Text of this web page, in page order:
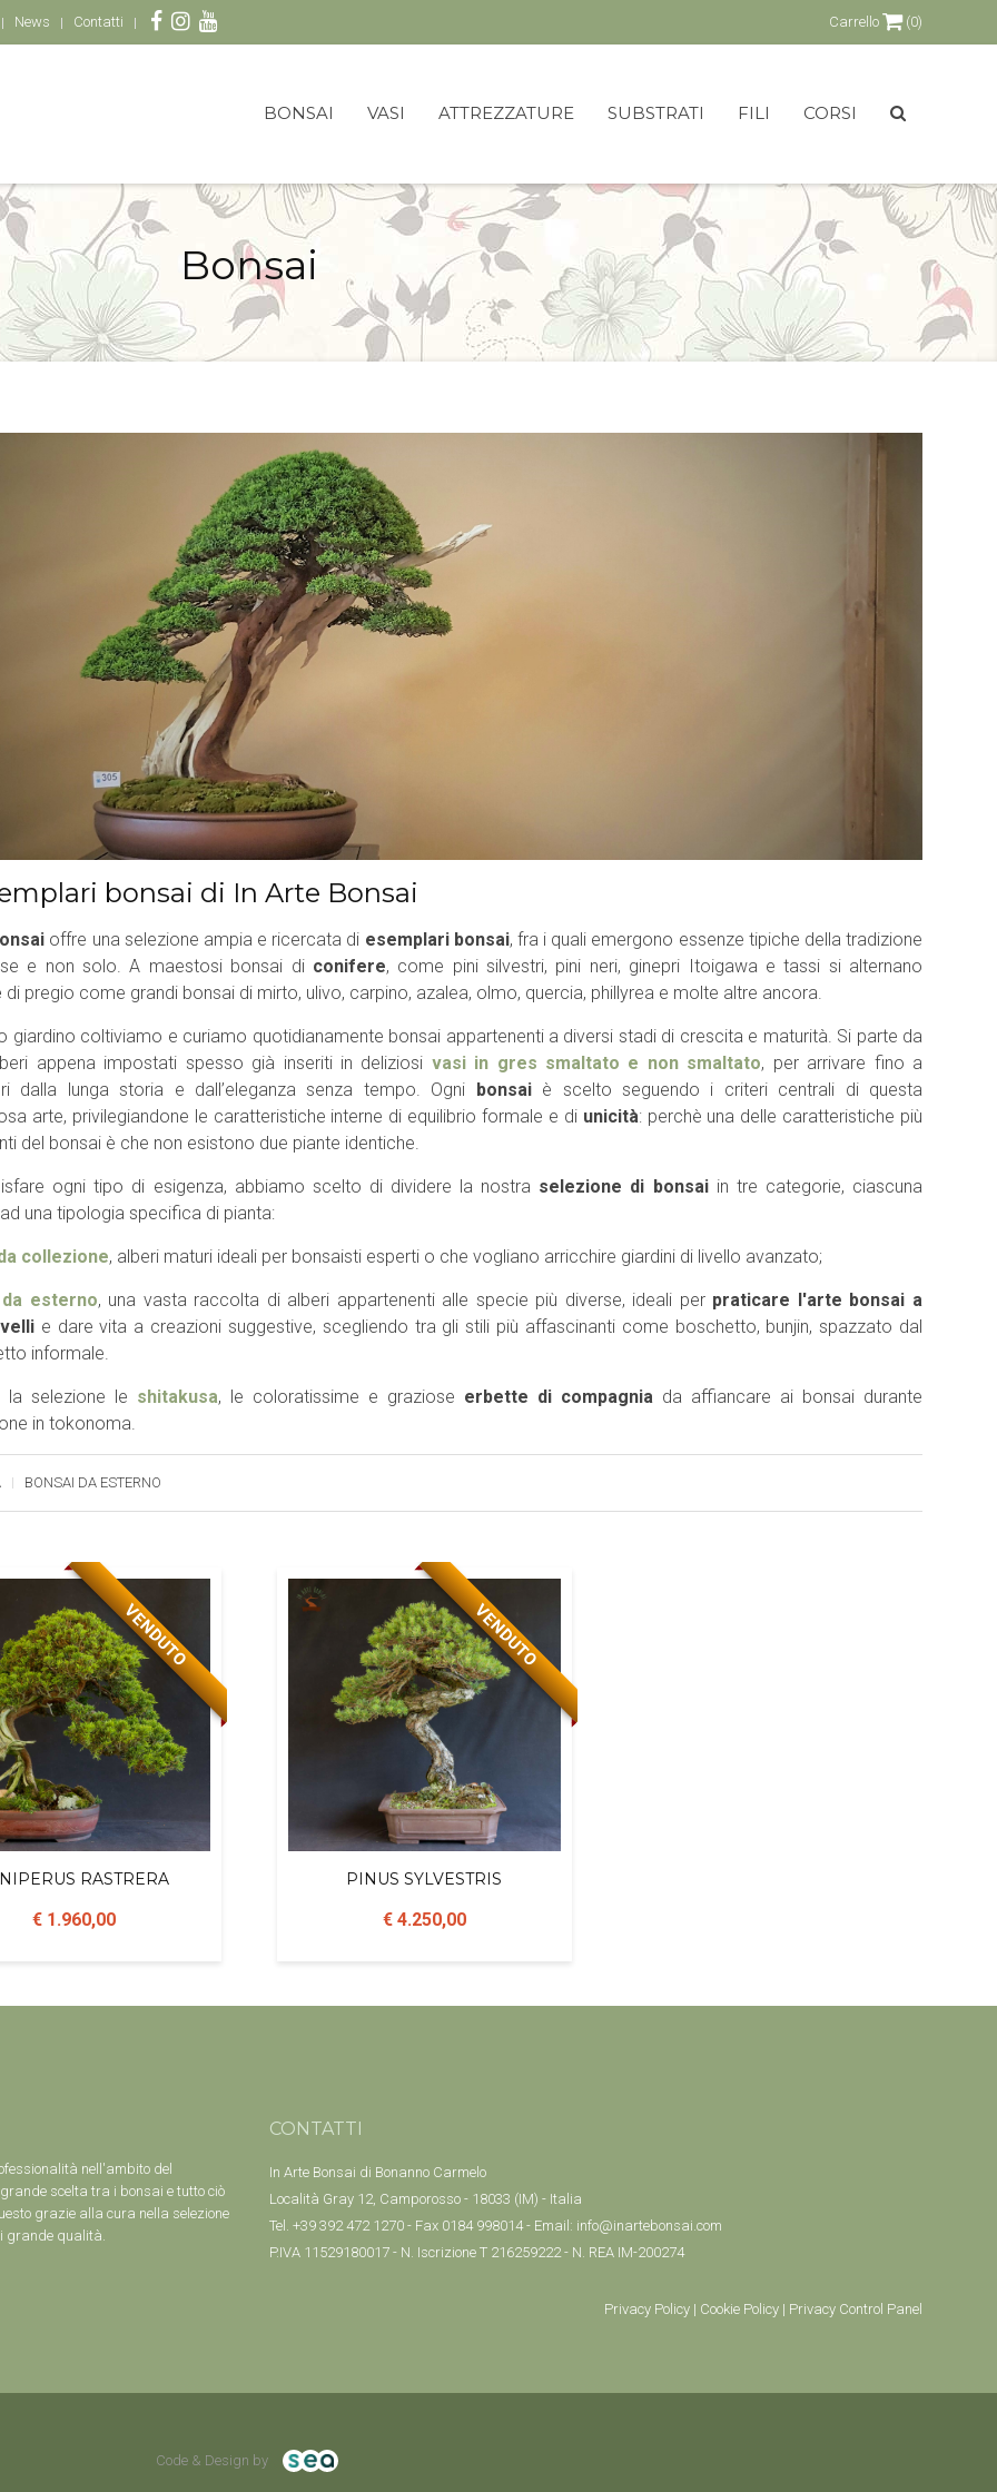
News Contatti Carrello (0)
BONSAI VASI ATTREZZATURE SUBSTRATI FILI CORSI
Bonsai
bonsai di In Arte Bonsai
offre una selezione ampia e ricercata di esemplari bonsai, fra i quali emergono essenze tipiche della tradizione
e non solo. A maestosi bonsai di conifere, come pini silvestri, pini neri, ginepri Itoigawa e tassi si alternano
di pregio come grandi bonsai di mirto, ulivo, carpino, azalea, olmo, quercia, phillyrea e molte altre ancora.
giardino coltiviamo e curiamo quotidianamente bonsai appartenenti a diversi stadi di crescita e maturità. Si parte da
appena impostati spesso già inseriti in deliziosi vasi in gres smaltato e non smaltato, per arrivare fino a
dalla lunga storia e dall’eleganza senza tempo. Ogni bonsaiè scelto seguendo i criteri centrali di questa
arte, privilegiandone le caratteristiche interne di equilibrio formale e di unicità: perchè una delle caratteristiche più
del bonsai è che non esistono due piante identiche.
ogni tipo di esigenza, abbiamo scelto di dividere la nostra selezione di bonsaiin tre categorie, ciascuna
una tipologia specifica di pianta:
collezione, alberi maturi ideali per bonsaisti esperti o che vogliano arricchire giardini di livello avanzato;
esterno, una vasta raccolta di alberi appartenenti alle specie più diverse, ideali per praticare l'arte bonsai a
e dare vita a creazioni suggestive, scegliendo tra gli stili più affascinanti come boschetto, bunjin, spazzato dal
informale.
la selezione le shitakusa, le coloratissime e graziose erbette di compagnia da affiancare ai bonsai durante
in tokonoma.
BONSAI DA ESTERNO
VENDUTO
RASTRERA
€ 1.960,00
VENDUTO
PINUS SYLVESTRIS
€ 4.250,00
nell'ambito del
scelta tra i bonsai e tutto ciò
grazie alla cura nella selezione
grande qualità.
CONTATTI
In Arte Bonsai di Bonanno Carmelo
Località Gray 12, Camporosso - 18033 (IM) - Italia
Tel. +39 392 472 1270 - Fax 0184 998014 - Email: info@inartebonsai.com
P.IVA 11529180017 - N. Iscrizione T 216259222 - N. REA IM-200274
Privacy Policy | Cookie Policy | Privacy Control Panel
Code & Design by